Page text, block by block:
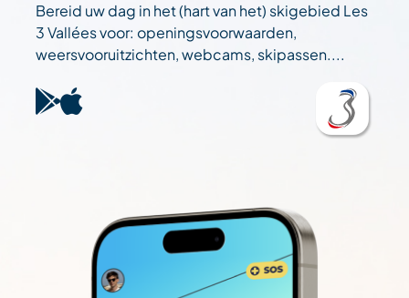
Bereid uw dag in het (hart van het) skigebied Les
3 Vallées voor: openingsvoorwaarden,
weersvooruitzichten, webcams, skipassen....